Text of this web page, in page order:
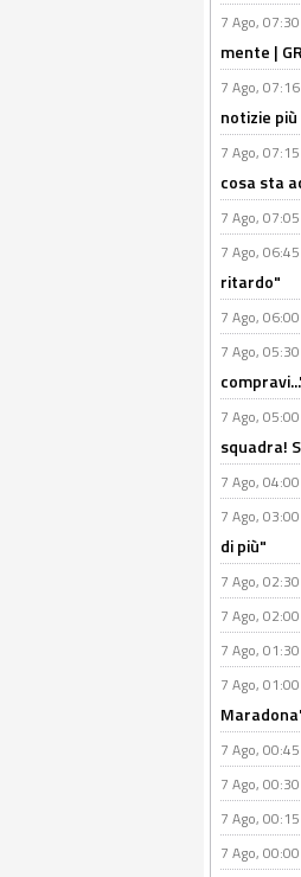
7 Ago,
mente |
7 Ago,
notizie
7 Ago,
cosa sta
7 Ago,
7 Ago,
ritardo"
7 Ago,
7 Ago,
7 Ago,
squadra!
7 Ago,
7 Ago,
di più"
7 Ago,
7 Ago,
7 Ago,
7 Ago,
7 Ago,
7 Ago,
7 Ago,
7 Ago,